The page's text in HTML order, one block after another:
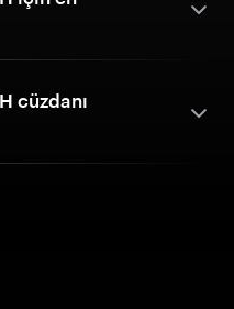
cüzdanı